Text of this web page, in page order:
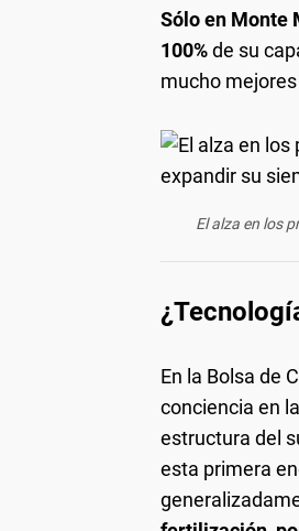
Sólo en Monte
100%de su
mucho
El alza en los
En la Bolsa de
conciencia en
estructura del
esta primera